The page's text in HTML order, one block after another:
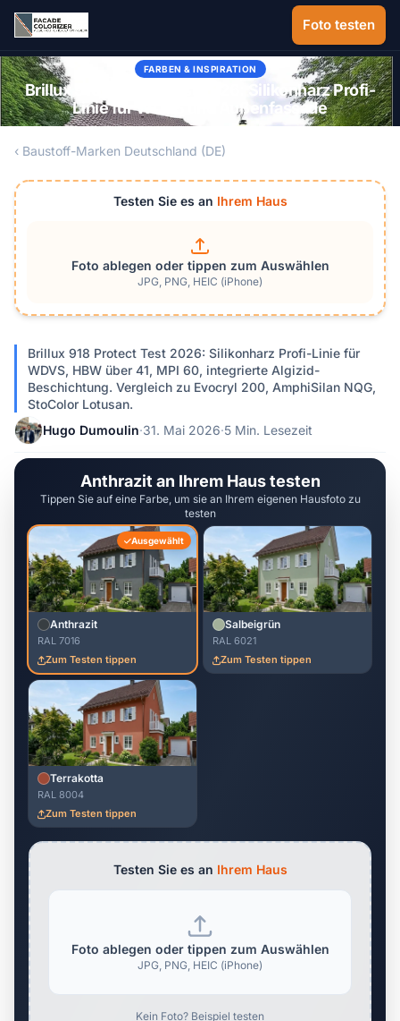
Zum Hauptinhalt springen
Foto testen
FARBEN & INSPIRATION
Brillux 918 Protect Test 2026: Silikonharz Profi-
Linie für WDVS und Außenfassade
‹ Baustoff-Marken Deutschland (DE)
Testen Sie es an Ihrem Haus
Foto ablegen oder tippen zum Auswählen
JPG, PNG, HEIC (iPhone)
Brillux 918 Protect Test 2026: Silikonharz Profi-Linie für
WDVS, HBW über 41, MPI 60, integrierte Algizid-
Beschichtung. Vergleich zu Evocryl 200, AmphiSilan NQG,
StoColor Lotusan.
Hugo Dumoulin·31. Mai 2026·5 Min. Lesezeit
Anthrazit an Ihrem Haus testen
Tippen Sie auf eine Farbe, um sie an Ihrem eigenen Hausfoto zu
testen
Ausgewählt
Anthrazit
RAL 7016
Zum Testen tippen
Salbeigrün
RAL 6021
Zum Testen tippen
Terrakotta
RAL 8004
Zum Testen tippen
Testen Sie es an Ihrem Haus
Foto ablegen oder tippen zum Auswählen
JPG, PNG, HEIC (iPhone)
Kein Foto? Beispiel testen